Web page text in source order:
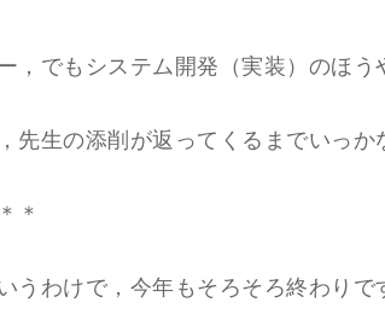
，でもシステム開発（実装）のほう
先生の添削が返ってくるまでいっ
＊
うわけで，今年もそろそろ終わりで